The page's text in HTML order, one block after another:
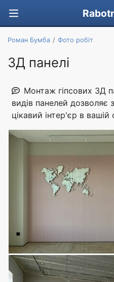
Роман Бумба Фото робіт
3Д панелі
Монтаж гіпсових 3Д
видів панелей дозволяє
цікавий інтер'єр в вашій